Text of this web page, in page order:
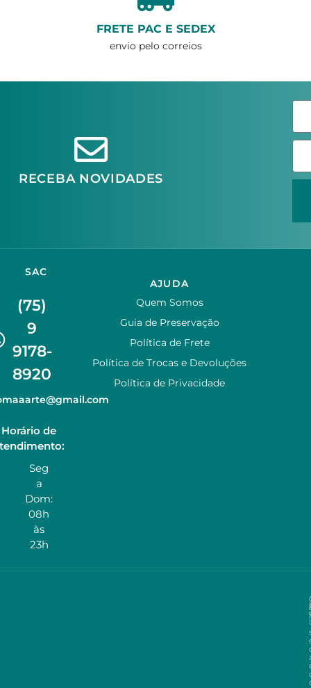
FRETE PAC E SEDEX
envio pelo correios
RECEBA NOVIDADES
SAC
(75)
9
9178-
8920
Horário de
Seg
a
Dom:
08h
às
23h
AJUDA
Quem Somos
Guia de Preservação
Política de Frete
Política de Trocas e Devoluções
Política de Privacidade